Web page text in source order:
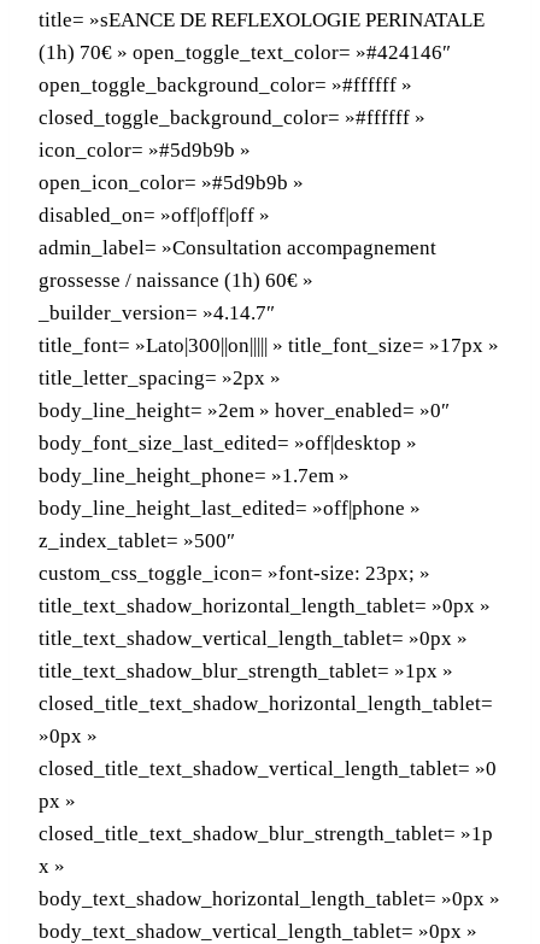
title= »sEANCE DE REFLEXOLOGIE PERINATALE
(1h) 70€ » open_toggle_text_color= »#424146″
open_toggle_background_color= »#ffffff »
closed_toggle_background_color= »#ffffff »
icon_color= »#5d9b9b »
open_icon_color= »#5d9b9b »
disabled_on= »off|off|off »
admin_label= »Consultation accompagnement
grossesse / naissance (1h) 60€ »
_builder_version= »4.14.7″
title_font= »Lato|300||on||||| » title_font_size= »17px »
title_letter_spacing= »2px »
body_line_height= »2em » hover_enabled= »0″
body_font_size_last_edited= »off|desktop »
body_line_height_phone= »1.7em »
body_line_height_last_edited= »off|phone »
z_index_tablet= »500″
custom_css_toggle_icon= »font-size: 23px; »
title_text_shadow_horizontal_length_tablet= »0px »
title_text_shadow_vertical_length_tablet= »0px »
title_text_shadow_blur_strength_tablet= »1px »
closed_title_text_shadow_horizontal_length_tablet=
»0px »
closed_title_text_shadow_vertical_length_tablet= »0
px »
closed_title_text_shadow_blur_strength_tablet= »1p
x »
body_text_shadow_horizontal_length_tablet= »0px »
body_text_shadow_vertical_length_tablet= »0px »